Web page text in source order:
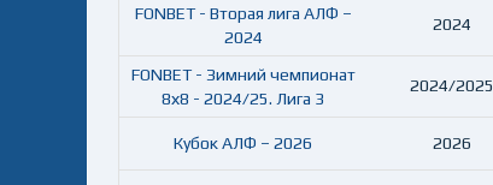
FONBET - Вторая лига АЛФ –
2024
2024
FONBET - Зимний чемпионат
8х8 - 2024/25. Лига 3
2024/2025
Кубок АЛФ – 2026 2026